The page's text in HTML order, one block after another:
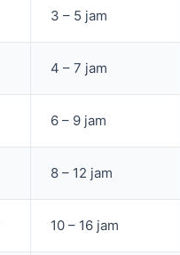
3 – 5 jam
4 – 7 jam
6 – 9 jam
8 – 12 jam
10 – 16 jam